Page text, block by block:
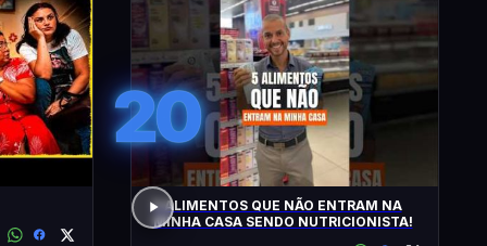
20
5 ALIMENTOS QUE NÃO ENTRAM NA
MINHA CASA SENDO NUTRICIONISTA!